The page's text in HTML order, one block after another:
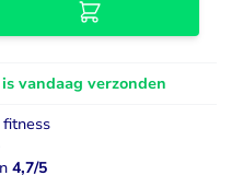
vandaag verzonden
4,7/5